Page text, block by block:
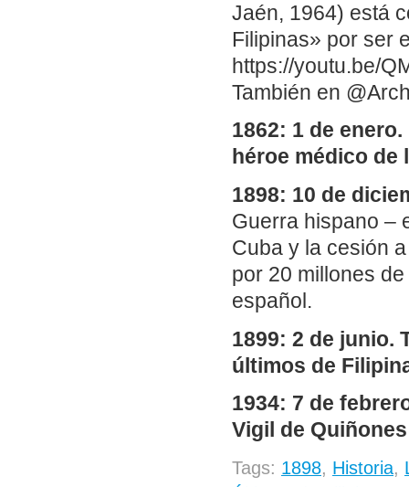
Jaén, 1964) está
Filipinas» por ser
https://youtu.be/
También en
1862: 1 de
héroe médico de
1898: 10 de
Guerra hispano –
Cuba y la cesión
por 20 millones
español.
1899: 2 de junio.
últimos de
1934: 7 de
Vigil de Quiñones
Tags: 1898, Historia,